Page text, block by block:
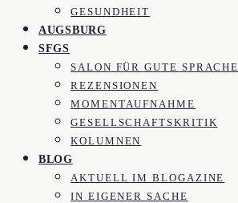
GESUNDHEIT
AUGSBURG
SFGS
SALON FÜR GUTE SPRACHE
REZENSIONEN
MOMENTAUFNAHME
GESELLSCHAFTSKRITIK
KOLUMNEN
BLOG
AKTUELL IM BLOGAZINE
IN EIGENER SACHE